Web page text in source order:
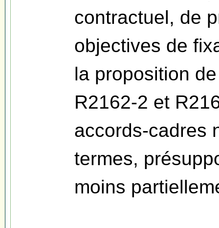
contractuel, de
objectives de
la proposition
R2162-2 et
accords-cadres
termes,
moins